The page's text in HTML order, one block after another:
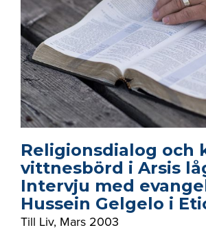
Religionsdialog och
vittnesbörd i Arsis
Intervju med
Hussein Gelgelo i
Till Liv, Mars 2003